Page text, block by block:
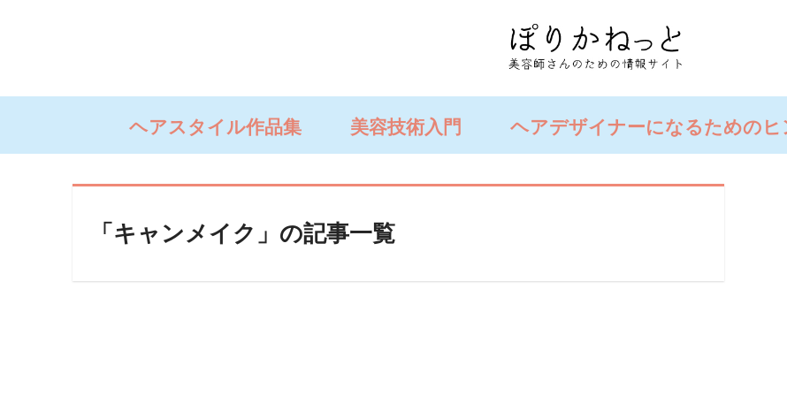
ヘアスタイル作品集 美容技術入門 ヘアデザイナーになるためのヒ
「キャンメイク」の記事一覧